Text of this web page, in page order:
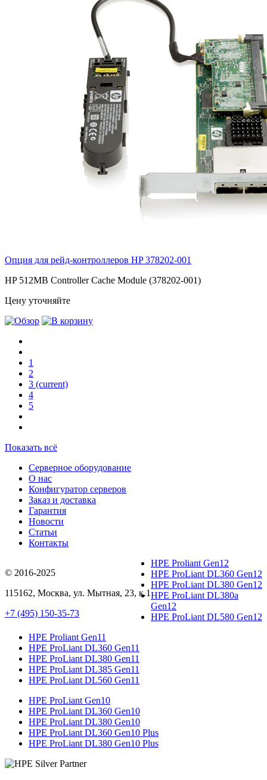
Опция для pейд-контроллеров HP378202-001
HP 512MB Controller Cache Module (378202-001)
Цену уточняйте
1
2
3 (current)
4
5
Показать всё
Серверное оборудование
О нас
Конфигуратор серверов
Заказ и доставка
Гарантия
Новости
Статьи
Контакты
© 2016-2025
115162, Москва, ул. Мытная, 23, к.1
+7 (495) 150-35-73
HPE Proliant Gen12
HPE ProLiant DL360 Gen12
HPE ProLiant DL380 Gen12
HPE ProLiant DL380a
Gen12
HPE ProLiant DL580 Gen12
HPE Proliant Gen11
HPE ProLiant DL360 Gen11
HPE ProLiant DL380 Gen11
HPE ProLiant DL385 Gen11
HPE ProLiant DL560 Gen11
HPE ProLiant Gen10
HPE ProLiant DL360 Gen10
HPE ProLiant DL380 Gen10
HPE ProLiant DL360 Gen10 Plus
HPE ProLiant DL380 Gen10 Plus